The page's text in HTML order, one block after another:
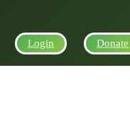
Login Donate